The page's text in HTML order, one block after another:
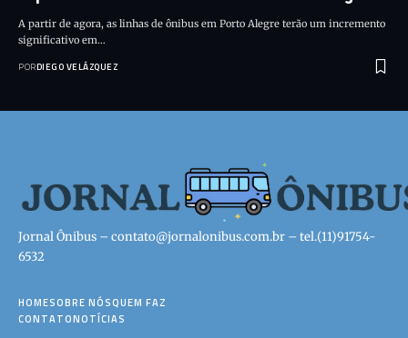
A partir de agora, as linhas de ônibus em Porto Alegre terão um incremento
significativo em…
PORDIEGO VELÁZQUEZ
Jornal Ônibus – contato@jornalonibus.com.br – tel.(11)91754-
6532
HOMESOBRE NÓSQUEM FAZ
CONTATONOTÍCIAS